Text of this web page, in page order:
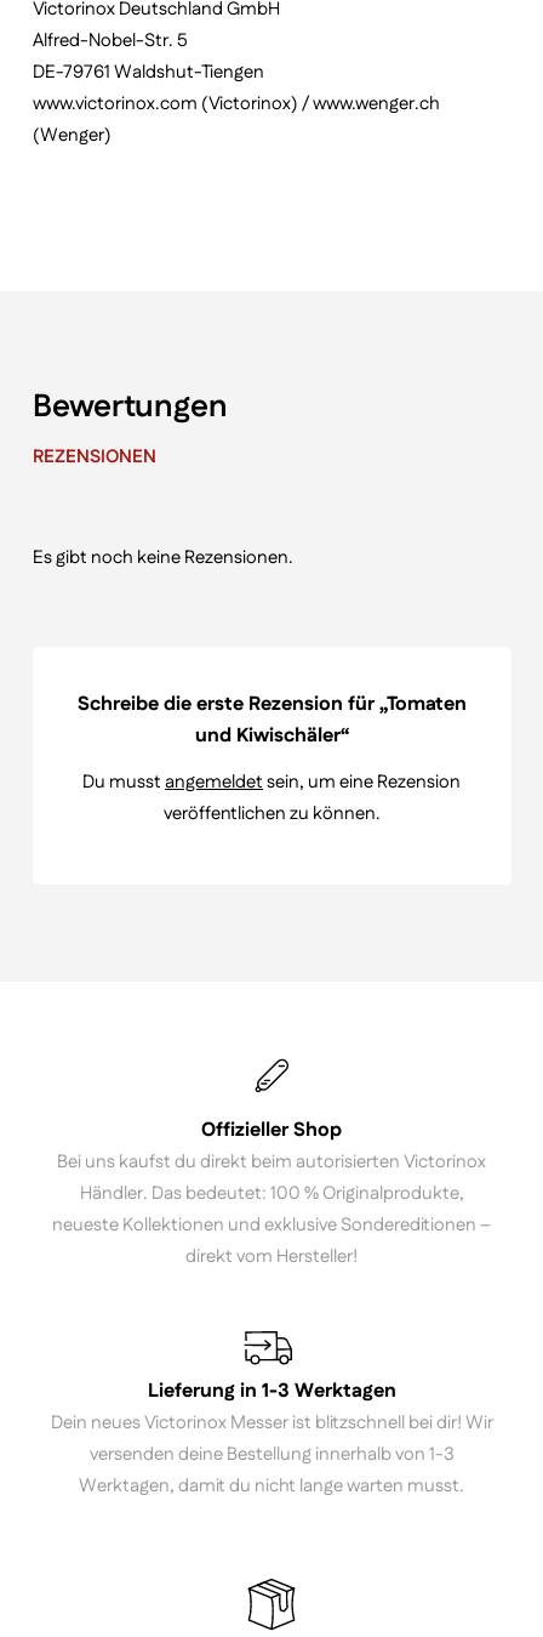
Victorinox Deutschland GmbH
Alfred-Nobel-Str. 5
DE-79761 Waldshut-Tiengen
www.victorinox.com (Victorinox) / www.wenger.ch
(Wenger)
Bewertungen
REZENSIONEN
Es gibt noch keine Rezensionen.
Schreibe die erste Rezension für „Tomaten
und Kiwischäler“
Du musstangemeldetsein, um eine Rezension
veröffentlichen zu können.
Offizieller Shop
Bei uns kaufst du direkt beim autorisierten Victorinox
Händler. Das bedeutet: 100 % Originalprodukte,
neueste Kollektionen und exklusive Sondereditionen –
direkt vom Hersteller!
Lieferung in 1-3 Werktagen
Dein neues Victorinox Messer ist blitzschnell bei dir! Wir
versenden deine Bestellung innerhalb von 1-3
Werktagen, damit du nicht lange warten musst.